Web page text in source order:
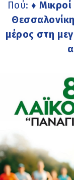
Πού:♦
μέρος στη